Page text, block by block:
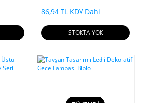
86,94 TL KDV Dahil
STOKTA YOK